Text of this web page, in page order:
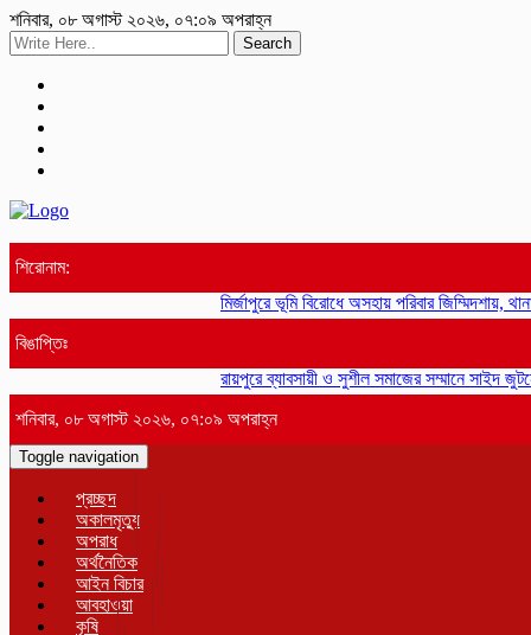
শনিবার, ০৮ অগাস্ট ২০২৬, ০৭:০৯ অপরাহ্ন
Search
শিরোনাম:
মির্জাপুরে ভূমি বিরোধে অসহায় পরিবার জিম্মিদশায়,
বিঙাপ্তিঃ
রায়পুরে ব্যাবসায়ী ও সুশীল সমাজের সম্মানে সাইদ
শনিবার, ০৮ অগাস্ট ২০২৬, ০৭:০৯ অপরাহ্ন
Toggle navigation
প্রচ্ছদ
অকালমৃত্যু
অপরাধ
অর্থনৈতিক
আইন বিচার
আবহাওয়া
কৃষি